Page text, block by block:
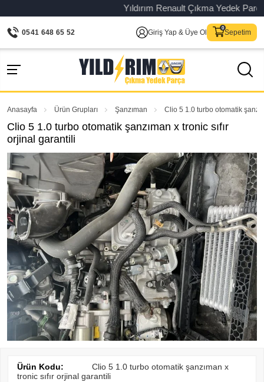
Yıldırım Renault Çıkma Yedek
0541 648 65 52 Giriş Yap & Üye Ol Sepetim
Anasayfa Ürün Grupları Şanzıman Clio 5 1.0 turbo otomatik
Clio 5 1.0 turbo otomatik şanzıman x tronic sıfır
orjinal garantili
Ürün Kodu:
Clio 5 1.0 turbo otomatik şanzıman x
tronic sıfır orjinal garantili